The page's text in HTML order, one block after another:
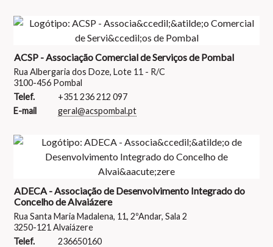
ACSP - Associação Comercial de Serviços de Pombal
Rua Albergaria dos Doze, Lote 11 - R/C
3100-456 Pombal
Telef.
+351 236 212 097
E-mail
geral@acspombal.pt
ADECA - Associação de Desenvolvimento Integrado do
Concelho de Alvaiázere
Rua Santa Maria Madalena, 11, 2ºAndar, Sala 2
3250-121 Alvaiázere
Telef.
236650160